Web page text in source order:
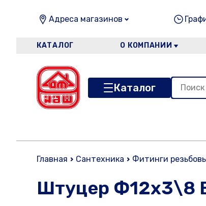
Адреса магазинов
КАТАЛОГ О КОМПАНИИ
Каталог
Главная Сантехника Фитинги
Штуцер Ф12х3\8